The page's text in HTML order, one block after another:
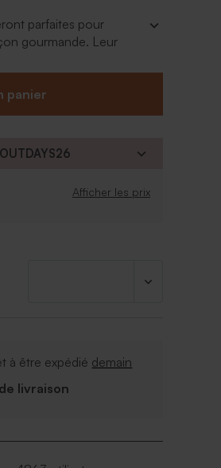
parfaites pour
gourmande. Leur
de chocolat
E414. E415, agents
panier
Afficher les prix
à être expédié demain
livraison